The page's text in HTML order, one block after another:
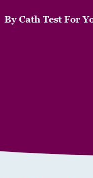
By Cath Test For